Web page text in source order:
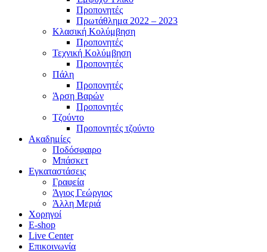
Προπονητές
Πρωτάθλημα 2022 – 2023
Κλασική Κολύμβηση
Προπονητές
Τεχνική Κολύμβηση
Προπονητές
Πάλη
Προπονητές
Άρση Βαρών
Προπονητές
Τζούντο
Προπονητές τζούντο
Ακαδημίες
Ποδόσφαιρο
Μπάσκετ
Εγκαταστάσεις
Γραφεία
Άγιος Γεώργιος
Άλλη Μεριά
Χορηγοί
E-shop
Live Center
Επικοινωνία